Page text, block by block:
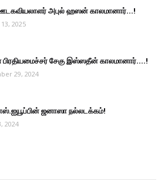
அபுல் ஹஸன் காலமானார்...!
2025
சேகு இஸ்ஸதீன் காலமானார்….!
29, 2024
ஜனாஸா நல்லடக்கம்!
2024